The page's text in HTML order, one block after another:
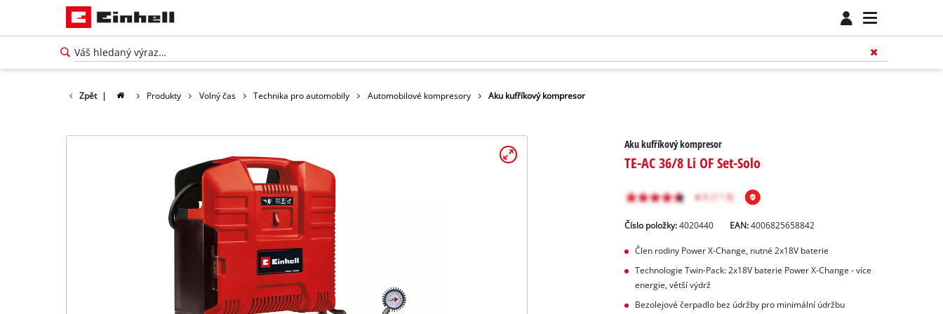
Zpět | Produkty Volný čas Technika pro automobily Automobilové kompresory Aku kufříkový kompresor
Aku kufříkový kompresor
TE-AC 36/8 Li OF Set-Solo
Číslo položky: 4020440 EAN:4006825658842
Člen rodiny Power X-Change, nutné 2x18V baterie
Technologie Twin-Pack: 2x18V baterie Power X-Change - více
energie, větší výdrž
Bezolejové čerpadlo bez údržby pro minimální údržbu